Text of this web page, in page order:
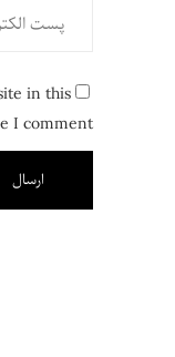
in this
I comment.